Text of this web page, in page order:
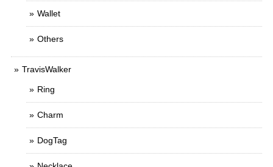
Wallet
Others
TravisWalker
Ring
Charm
DogTag